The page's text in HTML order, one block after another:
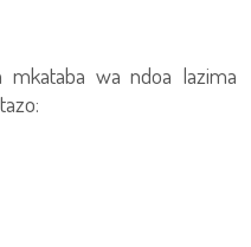
mkataba wa ndoa lazima